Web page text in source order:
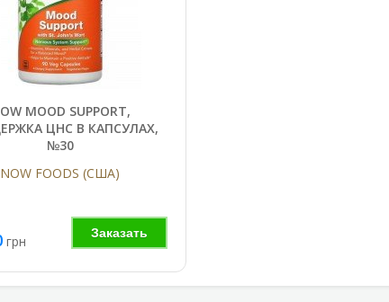
MOOD SUPPORT,
ЦНС В КАПСУЛАХ,
№30
NOW FOODS (США)
Заказать
грн